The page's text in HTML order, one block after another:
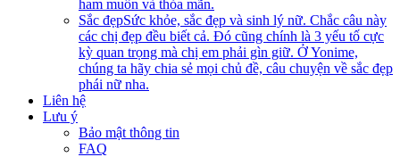
ham muốn và thỏa mãn.
Sắc đẹpSức khỏe, sắc đẹp và sinh lý nữ. Chắc câu này
các chị đẹp đều biết cả. Đó cũng chính là 3 yếu tố cực
kỳ quan trọng mà chị em phải gìn giữ. Ở Yonime,
chúng ta hãy chia sẻ mọi chủ đề, câu chuyện về sắc đẹp
phái nữ nha.
Liên hệ
Lưu ý
Bảo mật thông tin
FAQ